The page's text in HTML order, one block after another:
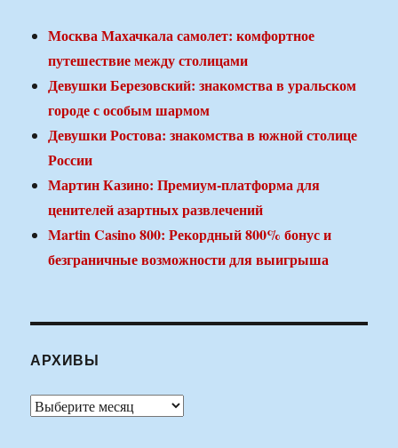
Москва Махачкала самолет: комфортное
путешествие между столицами
Девушки Березовский: знакомства в уральском
городе с особым шармом
Девушки Ростова: знакомства в южной столице
России
Мартин Казино: Премиум-платформа для
ценителей азартных развлечений
Martin Casino 800: Рекордный 800% бонус и
безграничные возможности для выигрыша
АРХИВЫ
Архивы